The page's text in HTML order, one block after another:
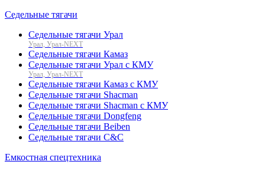
Седельные тягачи
Седельные тягачи Урал
Урал, Урал-NEXT
Седельные тягачи Камаз
Седельные тягачи Урал с КМУ
Урал, Урал-NEXT
Седельные тягачи Камаз с КМУ
Седельные тягачи Shacman
Седельные тягачи Shacman с КМУ
Седельные тягачи Dongfeng
Седельные тягачи Beiben
Седельные тягачи C&C
Емкостная спецтехника